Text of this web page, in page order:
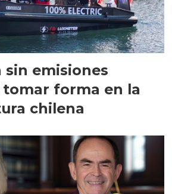
sin emisiones
tomar forma en la
chilena